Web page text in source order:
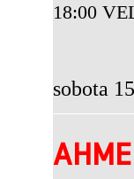
18:00
sobota